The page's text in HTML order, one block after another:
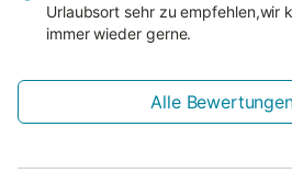
Urlaubsort sehr zu empfehlen,wir
immer wieder gerne.
Alle